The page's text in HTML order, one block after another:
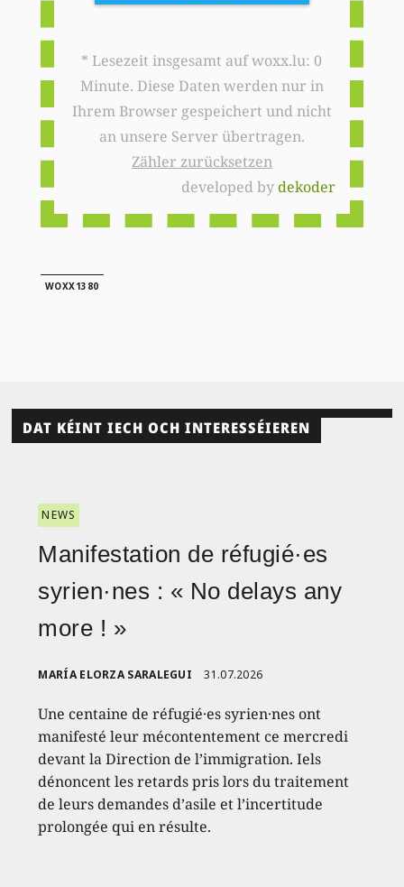
* Lesezeit insgesamt auf woxx.lu: 0
Minute. Diese Daten werden nur in
Ihrem Browser gespeichert und nicht
an unsere Server übertragen.
Zähler zurücksetzen
developed bydekoder
WOXX1380
DAT KÉINT IECH OCH INTERESSÉIEREN
NEWS
Manifestation de réfugié·es
syrien·nes : « No delays any
more ! »
MARÍA ELORZA SARALEGUI 31.07.2026
Une centaine de réfugié·es syrien·nes ont
manifesté leur mécontentement ce mercredi
devant la Direction de l’immigration. Iels
dénoncent les retards pris lors du traitement
de leurs demandes d’asile et l’incertitude
prolongée qui en résulte.